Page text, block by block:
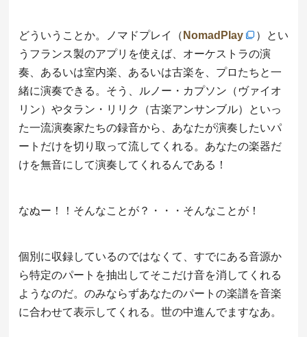
どういうことか。ノマドプレイ（ NomadPlay
）とい
うフランス製のアプリを使えば、オーケストラの演
奏、あるいは室内楽、あるいは古楽を、プロたちと一
緒に演奏できる。そう、ルノー・カプソン（ヴァイオ
リン）やタラン・リリク（古楽アンサンブル）といっ
た一流演奏家たちの録音から、あなたが演奏したいパ
ートだけを切り取って流してくれる。あなたの楽器だ
けを無音にして演奏してくれるんである！
なぬー！！そんなことが？・・・そんなことが！
個別に収録しているのではなくて、すでにある音源か
ら特定のパートを抽出してそこだけ音を消してくれる
ようなのだ。のみならずあなたのパートの楽譜を音楽
に合わせて表示してくれる。世の中進んでますなあ。